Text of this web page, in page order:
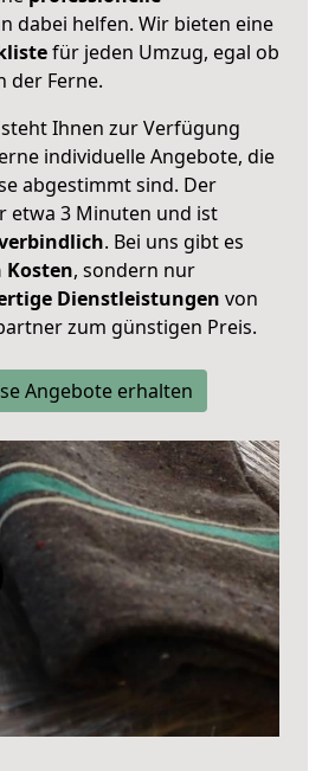
dabei helfen. Wir bieten eine
für jeden Umzug, egal ob
der Ferne.
Ihnen zur Verfügung
individuelle Angebote, die
abgestimmt sind. Der
etwa 3 Minuten und ist
. Bei uns gibt es
Kosten, sondern nur
Dienstleistungen von
zum günstigen Preis.
Angebote erhalten